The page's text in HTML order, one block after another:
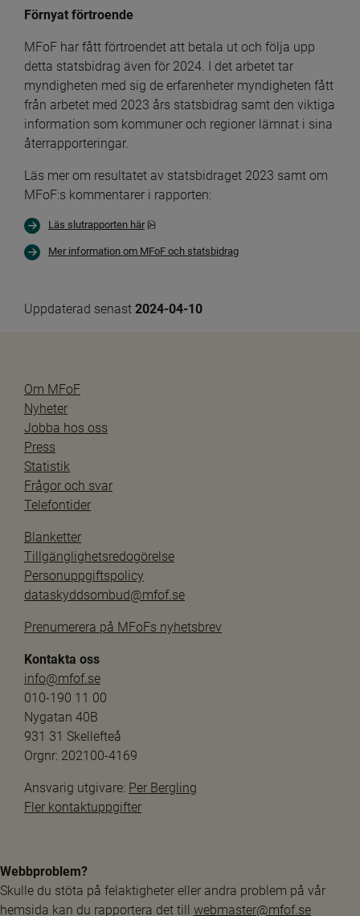
Förnyat förtroende
MFoF har fått förtroendet att betala ut och följa upp
detta statsbidrag även för 2024. I det arbetet tar
myndigheten med sig de erfarenheter myndigheten fått
från arbetet med 2023 års statsbidrag samt den viktiga
information som kommuner och regioner lämnat i sina
återrapporteringar.
Läs mer om resultatet av statsbidraget 2023 samt om
MFoF:s kommentarer i rapporten:
Läs slutrapporten här pdf, 741.2 kB, öppnas i nytt fönster.
Mer information om MFoF och statsbidrag
Uppdaterad senast 2024-04-10
Om MFoF
Nyheter
Jobba hos oss
Press
Statistik
Frågor och svar
Telefontider
Blanketter
Tillgänglighetsredogörelse
Personuppgiftspolicy
dataskyddsombud@mfof.se
Prenumerera på MFoFs nyhetsbrev
Kontakta oss
info@mfof.se
010-190 11 00
Nygatan 40B
931 31 Skellefteå
Orgnr: 202100-4169
Ansvarig utgivare: Per Bergling
Fler kontaktuppgifter
Webbproblem?
Skulle du stöta på felaktigheter eller andra problem på vår
hemsida kan du rapportera det till webmaster@mfof.se